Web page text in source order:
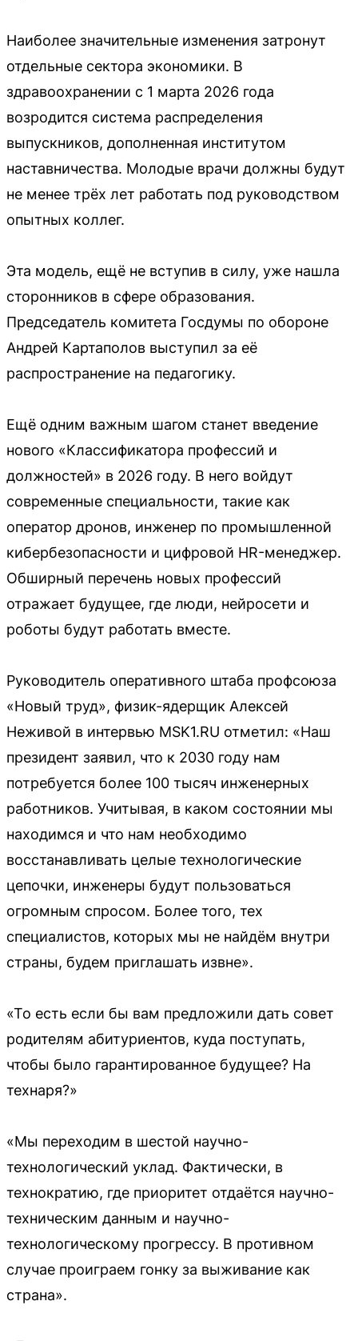
Наиболее значительные изменения затронут
отдельные сектора экономики. В
здравоохранении с 1 марта 2026 года
возродится система распределения
выпускников, дополненная институтом
наставничества. Молодые врачи должны будут
не менее трёх лет работать под руководством
опытных коллег.
Эта модель, ещё не вступив в силу, уже нашла
сторонников в сфере образования.
Председатель комитета Госдумы по обороне
Андрей Картаполов выступил за её
распространение на педагогику.
Ещё одним важным шагом станет введение
нового «Классификатора профессий и
должностей» в 2026 году. В него войдут
современные специальности, такие как
оператор дронов, инженер по промышленной
кибербезопасности и цифровой HR-менеджер.
Обширный перечень новых профессий
отражает будущее, где люди, нейросети и
роботы будут работать вместе.
Руководитель оперативного штаба профсоюза
«Новый труд», физик-ядерщик Алексей
Неживой в интервью MSK1.RU отметил: «Наш
президент заявил, что к 2030 году нам
потребуется более 100 тысяч инженерных
работников. Учитывая, в каком состоянии мы
находимся и что нам необходимо
восстанавливать целые технологические
цепочки, инженеры будут пользоваться
огромным спросом. Более того, тех
специалистов, которых мы не найдём внутри
страны, будем приглашать извне».
«То есть если бы вам предложили дать совет
родителям абитуриентов, куда поступать,
чтобы было гарантированное будущее? На
технаря?»
«Мы переходим в шестой научно-
технологический уклад. Фактически, в
технократию, где приоритет отдаётся научно-
техническим данным и научно-
технологическому прогрессу. В противном
случае проиграем гонку за выживание как
страна».